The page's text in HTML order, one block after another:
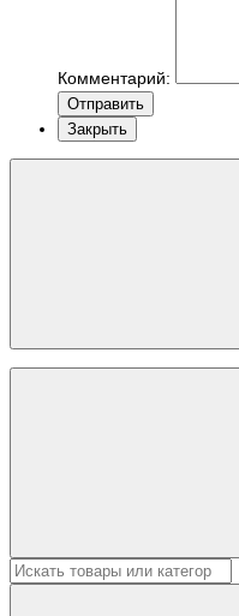
Комментарий:
Отправить
Закрыть